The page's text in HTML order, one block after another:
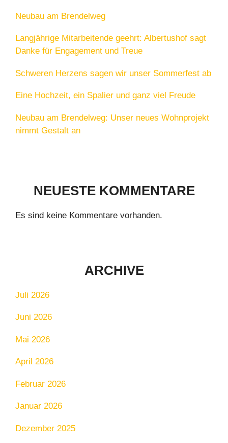
Neubau am Brendelweg
Langjährige Mitarbeitende geehrt: Albertushof sagt
Danke für Engagement und Treue
Schweren Herzens sagen wir unser Sommerfest ab
Eine Hochzeit, ein Spalier und ganz viel Freude
Neubau am Brendelweg: Unser neues Wohnprojekt
nimmt Gestalt an
NEUESTE KOMMENTARE
Es sind keine Kommentare vorhanden.
ARCHIVE
Juli 2026
Juni 2026
Mai 2026
April 2026
Februar 2026
Januar 2026
Dezember 2025